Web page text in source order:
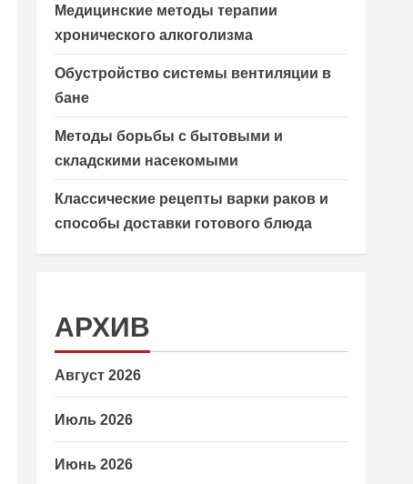
Медицинские методы терапии
хронического алкоголизма
Обустройство системы вентиляции в
бане
Методы борьбы с бытовыми и
складскими насекомыми
Классические рецепты варки раков и
способы доставки готового блюда
АРХИВ
Август 2026
Июль 2026
Июнь 2026